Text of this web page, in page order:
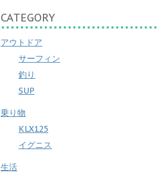
CATEGORY
アウトドア
サーフィン
釣り
SUP
乗り物
KLX125
イグニス
生活